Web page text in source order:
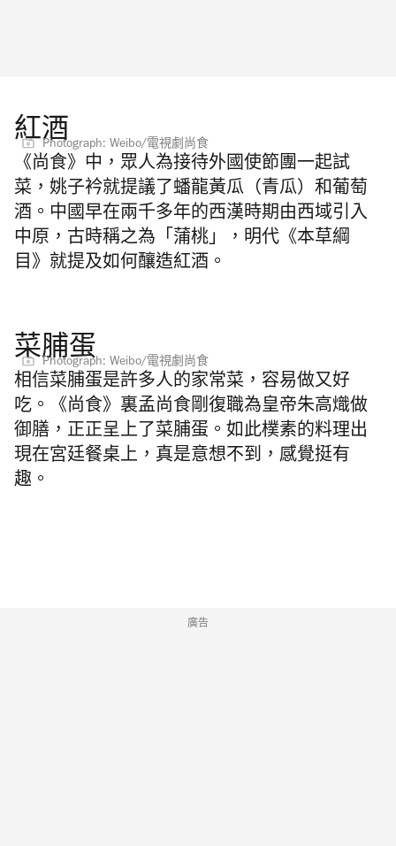
紅酒Photograph: Weibo/電視劇尚食
《尚食》中，眾人為接待外國使節團一起試
菜，姚子衿就提議了蟠龍黃瓜（青瓜）和葡萄
酒。中國早在兩千多年的西漢時期由西域引入
中原，古時稱之為「蒲桃」，明代《本草綱
目》就提及如何釀造紅酒。
菜脯蛋
Photograph: Weibo/電視劇尚食
相信菜脯蛋是許多人的家常菜，容易做又好
吃。《尚食》裏孟尚食剛復職為皇帝朱高熾做
御膳，正正呈上了 菜脯蛋。如此樸素的料理出
現在宮廷餐桌上，真是意想不到，感覺挺有
趣。
廣告